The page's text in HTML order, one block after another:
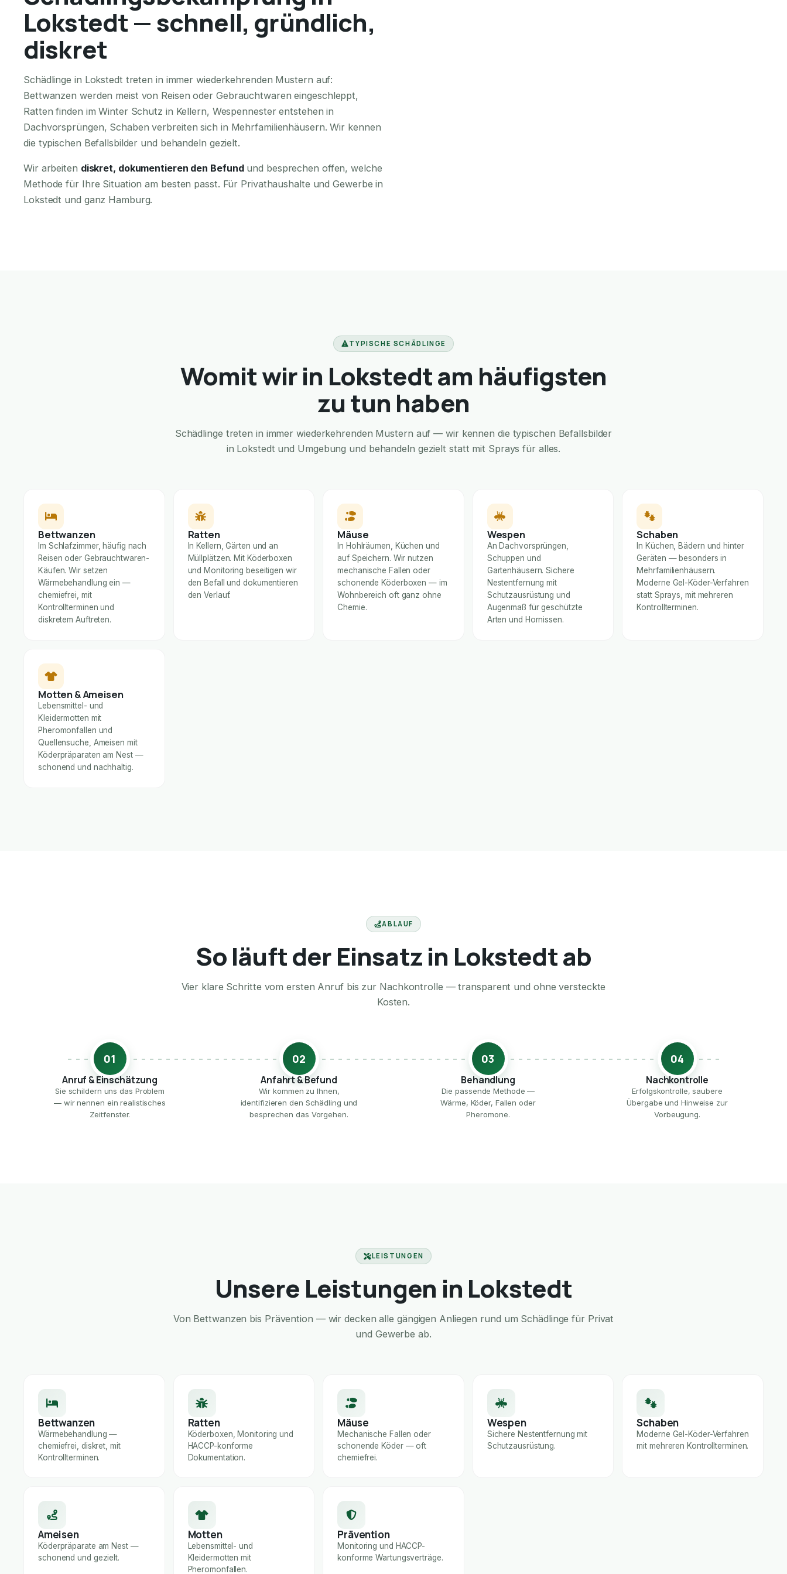
Lokstedt — schnell, gründlich,
diskret
Schädlinge in Lokstedt treten in immer wiederkehrenden Mustern auf:
Bettwanzen werden meist von Reisen oder Gebrauchtwaren eingeschleppt,
Ratten finden im Winter Schutz in Kellern, Wespennester entstehen in
Dachvorsprüngen, Schaben verbreiten sich in Mehrfamilienhäusern. Wir kennen
die typischen Befallsbilder und behandeln gezielt.
Wir arbeiten diskret, dokumentieren den Befundund besprechen offen, welche
Methode für Ihre Situation am besten passt. Für Privathaushalte und Gewerbe in
Lokstedt und ganz Hamburg.
TYPISCHE SCHÄDLINGE
Womit wir in Lokstedt am häufigsten
zu tun haben
Schädlinge treten in immer wiederkehrenden Mustern auf — wir kennen die typischen Befallsbilder
in Lokstedt und Umgebung und behandeln gezielt statt mit Sprays für alles.
Bettwanzen
Im Schlafzimmer, häufig nach
Reisen oder Gebrauchtwaren-
Käufen. Wir setzen
Wärmebehandlung ein —
chemiefrei, mit
Kontrollterminen und
diskretem Auftreten.
Ratten
In Kellern, Gärten und an
Müllplätzen. Mit Köderboxen
und Monitoring beseitigen wir
den Befall und dokumentieren
den Verlauf.
Mäuse
In Hohlräumen, Küchen und
auf Speichern. Wir nutzen
mechanische Fallen oder
schonende Köderboxen — im
Wohnbereich oft ganz ohne
Chemie.
Wespen
An Dachvorsprüngen,
Schuppen und
Gartenhäusern. Sichere
Nestentfernung mit
Schutzausrüstung und
Augenmaß für geschützte
Arten und Hornissen.
Schaben
In Küchen, Bädern und hinter
Geräten — besonders in
Mehrfamilienhäusern.
Moderne Gel-Köder-Verfahren
statt Sprays, mit mehreren
Kontrollterminen.
Motten & Ameisen
Lebensmittel- und
Kleidermotten mit
Pheromonfallen und
Quellensuche, Ameisen mit
Köderpräparaten am Nest —
schonend und nachhaltig.
ABLAUF
So läuft der Einsatz in Lokstedt ab
Vier klare Schritte vom ersten Anruf bis zur Nachkontrolle — transparent und ohne versteckte
Kosten.
01
Anruf & Einschätzung
Sie schildern uns das Problem
— wir nennen ein realistisches
Zeitfenster.
02
Anfahrt & Befund
Wir kommen zu Ihnen,
identifizieren den Schädling und
besprechen das Vorgehen.
03
Behandlung
Die passende Methode —
Wärme, Köder, Fallen oder
Pheromone.
04
Nachkontrolle
Erfolgskontrolle, saubere
Übergabe und Hinweise zur
Vorbeugung.
LEISTUNGEN
Unsere Leistungen in Lokstedt
Von Bettwanzen bis Prävention — wir decken alle gängigen Anliegen rund um Schädlinge für Privat
und Gewerbe ab.
Bettwanzen
Wärmebehandlung —
chemiefrei, diskret, mit
Kontrollterminen.
Ratten
Köderboxen, Monitoring und
HACCP-konforme
Dokumentation.
Mäuse
Mechanische Fallen oder
schonende Köder — oft
chemiefrei.
Wespen
Sichere Nestentfernung mit
Schutzausrüstung.
Schaben
Moderne Gel-Köder-Verfahren
mit mehreren Kontrollterminen.
Ameisen
Köderpräparate am Nest —
schonend und gezielt.
Motten
Lebensmittel- und
Kleidermotten mit
Pheromonfallen.
Prävention
Monitoring und HACCP-
konforme Wartungsverträge.